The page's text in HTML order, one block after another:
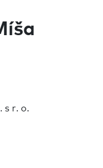
s r. o.